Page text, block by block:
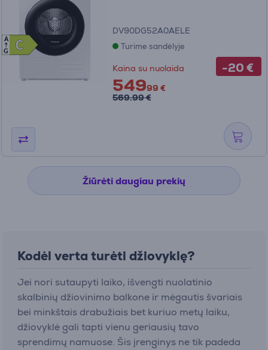
-20 €
C
C
A
G
DV90DG52A0AELE
Turime sandėlyje
Kaina su nuolaida
54999 €
569.99 €
Žiūrėti daugiau prekių
Kodėl verta turėti džiovyklę?
Jei nori sutaupyti laiko, išvengti nuolatinio
skalbinių džiovinimo balkone ir mėgautis švariais
bei minkštais drabužiais bet kuriuo metų laiku,
džiovyklė gali tapti vienu geriausių tavo
sprendimų namuose. Šis įrenginys ne tik padeda